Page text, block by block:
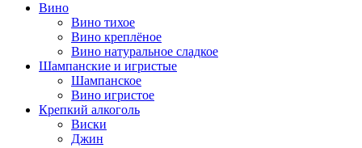
Вино
Вино тихое
Вино креплёное
Вино натуральное сладкое
Шампанские и игристые
Шампанское
Вино игристое
Крепкий алкоголь
Виски
Джин